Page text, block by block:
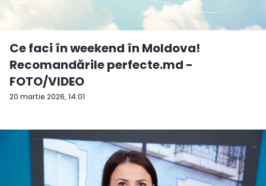
20 martie 2026, 14:01
Ce faci în weekend în Moldova!
Recomandările perfecte.md -
FOTO/VIDEO